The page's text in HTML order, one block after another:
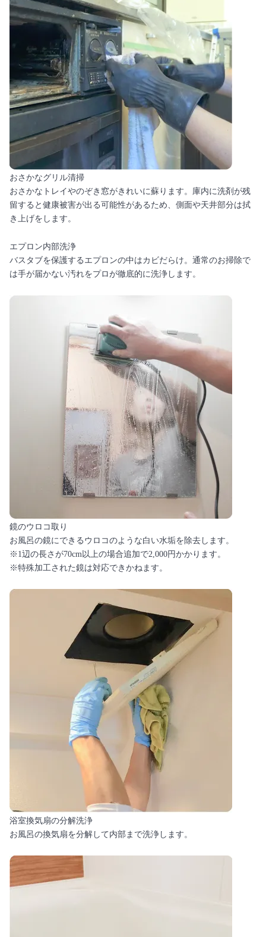
おさかなグリル清掃
おさかなトレイやのぞき窓がきれいに蘇ります。庫内に洗剤が残
留すると健康被害が出る可能性があるため、側面や天井部分は拭
き上げをします。
エプロン内部洗浄
バスタブを保護するエプロンの中はカビだらけ。通常のお掃除で
は手が届かない汚れをプロが徹底的に洗浄します。
鏡のウロコ取り
お風呂の鏡にできるウロコのような白い水垢を除去します。
※1辺の長さが70cm以上の場合追加で2,000円かかります。
※特殊加工された鏡は対応できかねます。
浴室換気扇の分解洗浄
お風呂の換気扇を分解して内部まで洗浄します。